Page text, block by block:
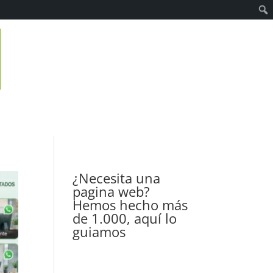
¿Necesita una
pagina web?
Hemos hecho más
de 1.000, aquí lo
guiamos